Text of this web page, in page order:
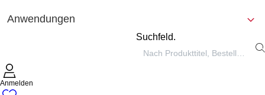
Anwendungen
Suchfeld.
Anmelden